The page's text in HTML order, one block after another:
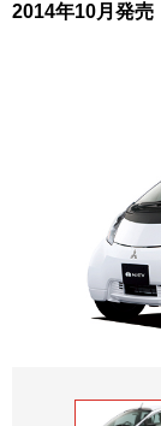
2014年10月発売